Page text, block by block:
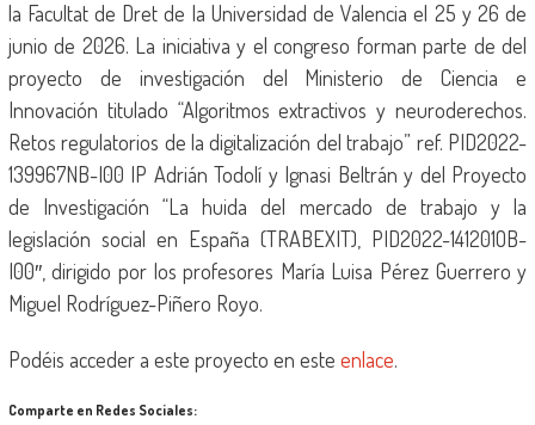
la Facultat de Dret de la Universidad de Valencia el 25 y 26 de
junio de 2026. La iniciativa y el congreso forman parte de del
proyecto de investigación del Ministerio de Ciencia e
Innovación titulado “Algoritmos extractivos y neuroderechos.
Retos regulatorios de la digitalización del trabajo” ref. PID2022-
139967NB-I00 IP Adrián Todolí y Ignasi Beltrán y del Proyecto
de Investigación “La huida del mercado de trabajo y la
legislación social en España (TRABEXIT), PID2022-141201OB-
I00″, dirigido por los profesores María Luisa Pérez Guerrero y
Miguel Rodríguez-Piñero Royo.
Podéis acceder a este proyecto en este enlace.
Comparte en Redes Sociales: